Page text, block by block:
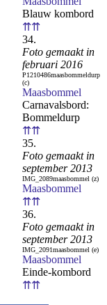
Blauw kombord
⇈⇈
34.
Foto gemaakt in
februari 2016
P1210486maasbommeldurp
(c)
Maasbommel
Carnavalsbord:
Bommeldurp
⇈⇈
35.
Foto gemaakt in
september 2013
IMG_2089maasbommel (z)
Maasbommel
⇈⇈
36.
Foto gemaakt in
september 2013
IMG_2091maasbommel (e)
Maasbommel
Einde-kombord
⇈⇈